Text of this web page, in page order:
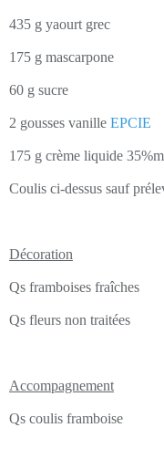
435 g yaourt grec
175 g mascarpone
60 g sucre
2 gousses vanille EPCIE
175 g crème liquide
Coulis ci-dessus sauf
Décoration
Qs framboises fraîches
Qs fleurs non traitées
Accompagnement
Qs coulis framboise